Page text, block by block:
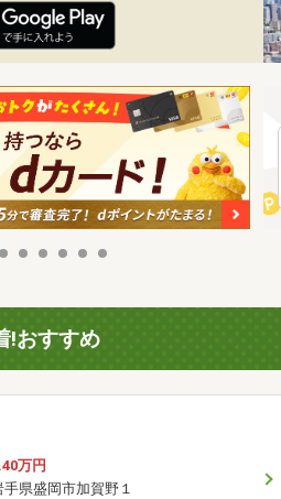
!おすすめ
万円
手県盛岡市加賀野１